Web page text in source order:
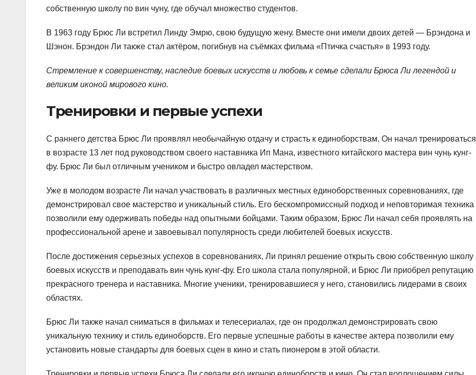
собственную школу по вин чуну, где обучал множество студентов.
В 1963 году Брюс Ли встретил Линду Эмрю, свою будущую жену. Вместе они имели двоих детей — Брэндона и
Шэнон. Брэндон Ли также стал актёром, погибнув на съёмках фильма «Птичка счастья» в 1993 году.
Стремление к совершенству, наследие боевых искусств и любовь к семье сделали Брюса Ли легендой и
великим иконой мирового кино.
Тренировки и первые успехи
С раннего детства Брюс Ли проявлял необычайную отдачу и страсть к единоборствам. Он начал тренироваться
в возрасте 13 лет под руководством своего наставника Ип Мана, известного китайского мастера вин чунь кунг-
фу. Брюс Ли был отличным учеником и быстро овладел мастерством.
Уже в молодом возрасте Ли начал участвовать в различных местных единоборственных соревнованиях, где
демонстрировал свое мастерство и уникальный стиль. Его бескомпромиссный подход и неповторимая техника
позволили ему одерживать победы над опытными бойцами. Таким образом, Брюс Ли начал себя проявлять на
профессиональной арене и завоевывал популярность среди любителей боевых искусств.
После достижения серьезных успехов в соревнованиях, Ли принял решение открыть свою собственную школу
боевых искусств и преподавать вин чунь кунг-фу. Его школа стала популярной, и Брюс Ли приобрел репутацию
прекрасного тренера и наставника. Многие ученики, тренировавшиеся у него, становились лидерами в своих
областях.
Брюс Ли также начал сниматься в фильмах и телесериалах, где он продолжал демонстрировать свою
уникальную технику и стиль единоборств. Его первые успешные работы в качестве актера позволили ему
установить новые стандарты для боевых сцен в кино и стать пионером в этой области.